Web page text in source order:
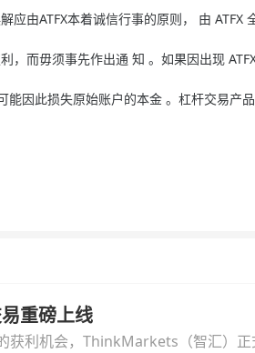
由ATFX本着诚信行事的原则， 由 ATFX
而毋须事先作出通 知 。如果因出现
因此损失原始账户的本金 。杠杆交易产
重磅上线
获利机会，ThinkMarkets（智汇）